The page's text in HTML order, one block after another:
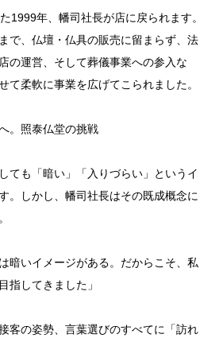
1999年、幡司社長が店に戻られます。
で、仏壇・仏具の販売に留まらず、法
の運営、そして葬儀事業への参入な
て柔軟に事業を広げてこられました。
。照泰仏堂の挑戦
ても「暗い」「入りづらい」というイ
。しかし、幡司社長はその既成概念に
暗いイメージがある。だからこそ、私
指してきました」
客の姿勢、言葉選びのすべてに「訪れ